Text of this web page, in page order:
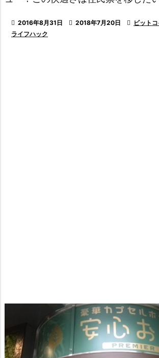
 2016年8月31日  2018年7月20日  ビット
ライフハック